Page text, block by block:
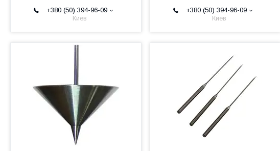
+380 (50) 394-96-09
Киев
+380 (50) 394-96-09
Киев